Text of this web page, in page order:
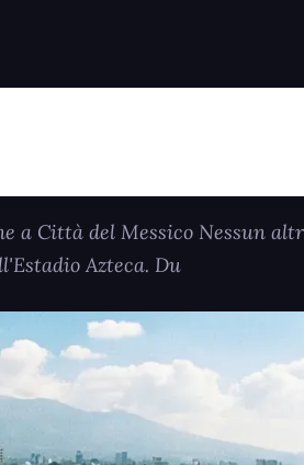
a Città del Messico Nessun
Azteca. Du